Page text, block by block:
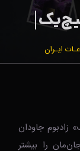
ایـران
جاودان
را بیشتر